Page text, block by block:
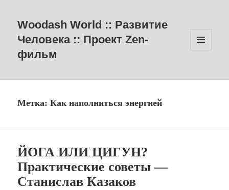
Woodash World :: Развитие
Человека :: Проект Zen-
фильм
Метка:Как наполниться энергией
ЙОГА ИЛИ ЦИГУН?
Практические советы —
Станислав Казаков